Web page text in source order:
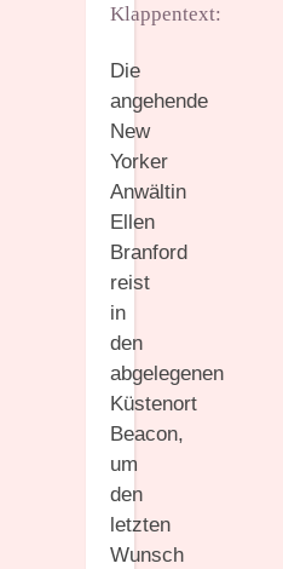
Klappentext:
Die
angehende
New
Yorker
Anwältin
Ellen
Branford
reist
in
den
abgelegenen
Küstenort
Beacon,
um
den
letzten
Wunsch